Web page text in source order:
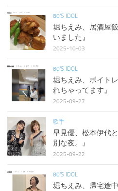
80'S IDOL
堀ちえみ、居酒屋
いました』
2025-10-03
80'S IDOL
堀ちえみ、ボイト
れちゃってます』
2025-09-27
歌手
早見優、松本伊代
別な夜。』
2025-09-22
80'S IDOL
堀ちえみ、帰宅途